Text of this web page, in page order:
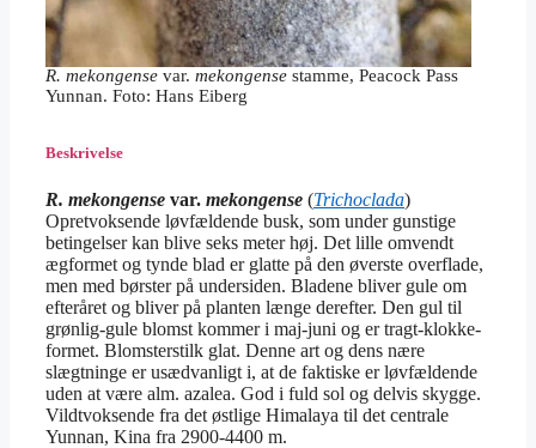
R. mekongense var. mekongense stamme, Peacock Pass
Yunnan. Foto: Hans Eiberg
Beskrivelse
R. mekongense var. mekongense (Trichoclada)
Opretvoksende løvfældende busk, som under gunstige
betingelser kan blive seks meter høj. Det lille omvendt
ægformet og tynde blad er glatte på den øverste overflade,
men med børster på undersiden. Bladene bliver gule om
efteråret og bliver på planten længe derefter. Den gul til
grønlig-gule blomst kommer i maj-juni og er tragt-klokke-
formet. Blomsterstilk glat. Denne art og dens nære
slægtninge er usædvanligt i, at de faktiske er løvfældende
uden at være alm. azalea. God i fuld sol og delvis skygge.
Vildtvoksende fra det østlige Himalaya til det centrale
Yunnan, Kina fra 2900-4400 m.